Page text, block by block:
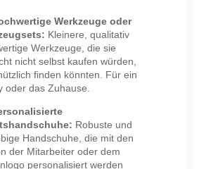
Werkzeuge oder
Kleinere, qualitativ
Werkzeuge, die sie
nicht selbst kaufen würden,
finden könnten. Für ein
oder das Zuhause.
Robuste und
Handschuhe, die mit den
der Mitarbeiter oder dem
personalisiert werden